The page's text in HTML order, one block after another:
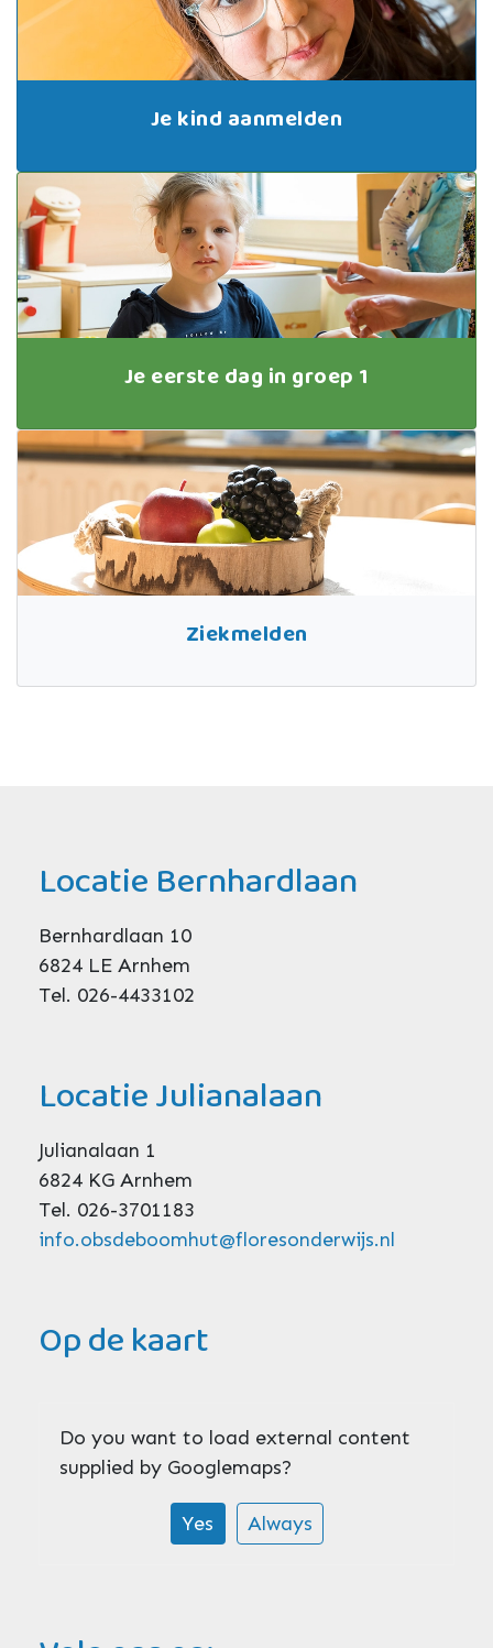
Je kind aanmelden
Je eerste dag in groep 1
Ziekmelden
Locatie Bernhardlaan
Bernhardlaan 10
6824 LE Arnhem
Tel. 026-4433102
Locatie Julianalaan
Julianalaan 1
6824 KG Arnhem
Tel. 026-3701183
info.obsdeboomhut@floresonderwijs.nl
Op de kaart
Do you want to load external content
supplied by Googlemaps?
Yes Always